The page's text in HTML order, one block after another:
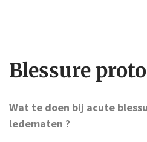
Blessure
Wat te doen bij acute
ledematen ?